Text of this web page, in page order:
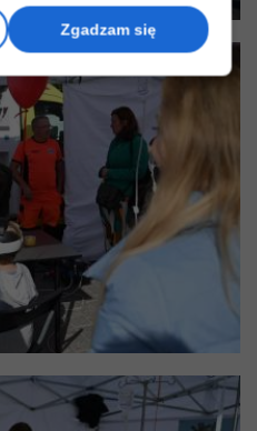
Zgadzam się